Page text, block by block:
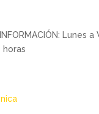
INFORMACIÓN: Lunes
horas